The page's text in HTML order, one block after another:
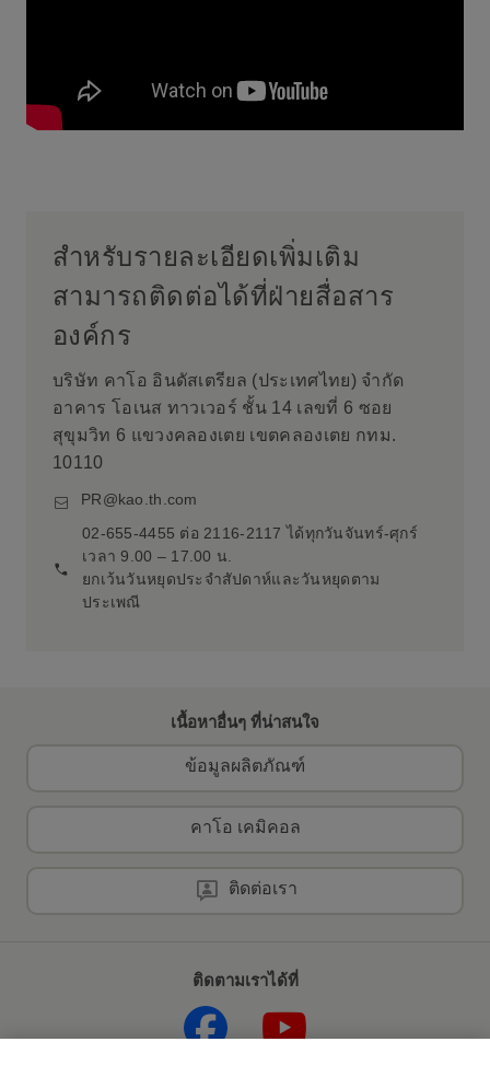
สำหรับรายละเอียดเพิ่มเติม
สามารถติดต่อได้ที่ฝ่ายสื่อสาร
องค์กร
บริษัท คาโอ อินดัสเตรียล (ประเทศไทย) จำกัด
อาคาร โอเนส ทาวเวอร์ ชั้น 14 เลขที่ 6 ซอย
สุขุมวิท 6 แขวงคลองเตย เขตคลองเตย กทม.
10110
PR@kao.th.com
02-655-4455 ต่อ 2116-2117 ได้ทุกวันจันทร์-ศุกร์
เวลา 9.00 – 17.00 น.
ยกเว้นวันหยุดประจำสัปดาห์และวันหยุดตาม
ประเพณี
เนื้อหาอื่นๆ ที่น่าสนใจ
ข้อมูลผลิตภัณฑ์
คาโอ เคมิคอล
ติดต่อเรา
ติดตามเราได้ที่